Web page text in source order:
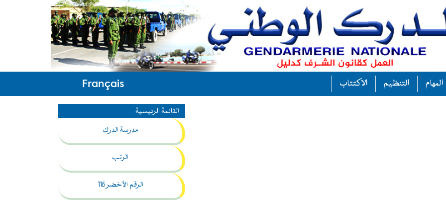
المهام التنظيم الاكتتاب Français
القائمة الرئيسية
مدرسة الدرك
الرتب
الرقم الأخضر 116